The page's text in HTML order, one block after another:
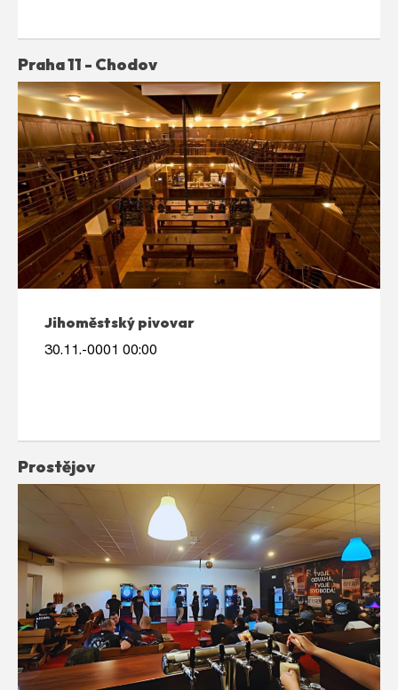
Praha 11 - Chodov
Jihoměstský pivovar
30.11.-0001 00:00
Prostějov